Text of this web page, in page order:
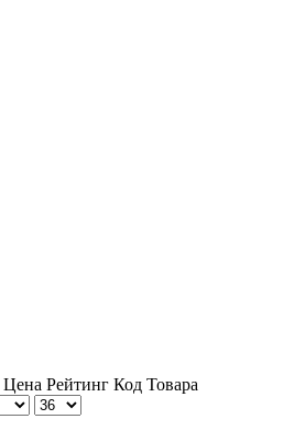
Цена Рейтинг Код Товара